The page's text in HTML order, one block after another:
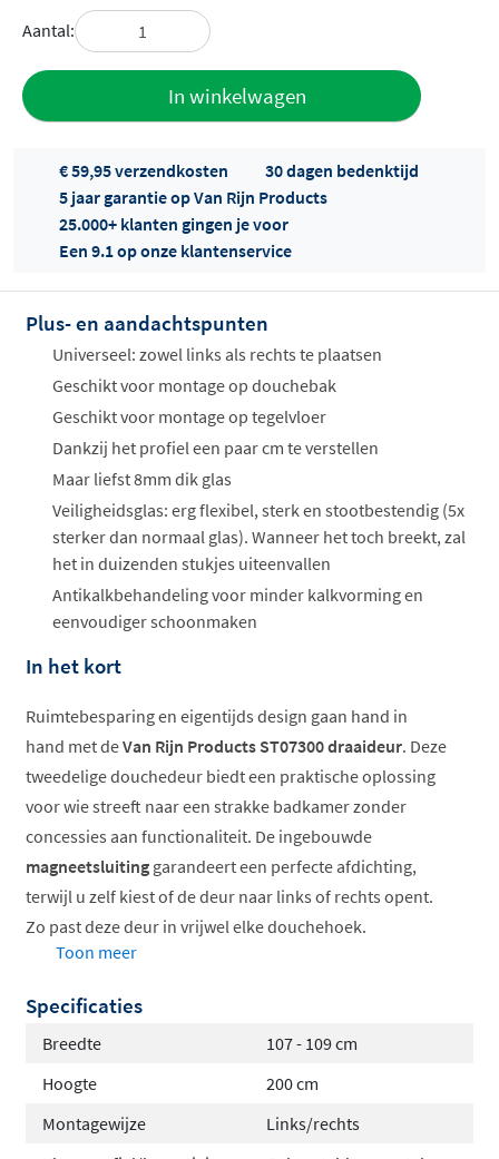
Aantal:
In winkelwagen
Offertes
ophalen...
€ 59,95 verzendkosten
30 dagen bedenktijd
5 jaar garantie op Van Rijn Products
25.000+ klanten gingen je voor
Een 9.1 op onze klantenservice
Plus- en aandachtspunten
Universeel: zowel links als rechts te plaatsen
Geschikt voor montage op douchebak
Geschikt voor montage op tegelvloer
Dankzij het profiel een paar cm te verstellen
Maar liefst 8mm dik glas
Veiligheidsglas: erg flexibel, sterk en stootbestendig (5x
sterker dan normaal glas). Wanneer het toch breekt, zal
het in duizenden stukjes uiteenvallen
Antikalkbehandeling voor minder kalkvorming en
eenvoudiger schoonmaken
In het kort
Ruimtebesparing en eigentijds design gaan hand in
hand met deVan Rijn Products ST07300 draaideur. Deze
tweedelige douchedeur biedt een praktische oplossing
voor wie streeft naar een strakke badkamer zonder
concessies aan functionaliteit. De ingebouwde
magneetsluiting garandeert een perfecte afdichting,
terwijl u zelf kiest of de deur naar links of rechts opent.
Zo past deze deur in vrijwel elke douchehoek.
8 mm veiligheidsglas met antikalkaanpak
Magneetsluiting voor waterdichte afsluiting
Te plaatsen op douchebak of tegelvloer
Afmetingen en afwerkingen op maat
Toon meer
Specificaties
Breedte
107 - 109 cm
Hoogte
200 cm
Montagewijze
Links/rechts